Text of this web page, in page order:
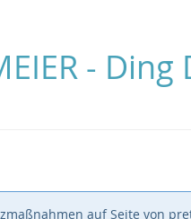
-
auf Seite von